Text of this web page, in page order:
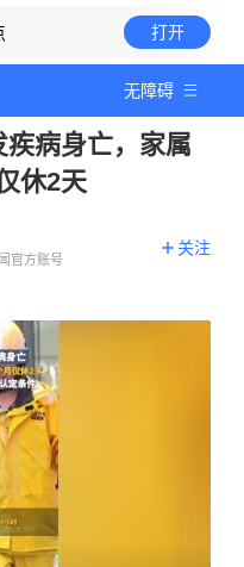
打开
无障碍
病身亡，家属
休2天
官方账号
关注